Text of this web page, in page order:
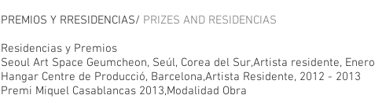
PREMIOS Y RRESIDENCIAS/ PRIZES AND RESIDENCIAS
Residencias y Premios
Seoul Art Space Geumcheon, Seúl, Corea del Sur,Artista residente,
Hangar Centre de Producció, Barcelona,Artista Residente, 2012 - 2013
Premi Miquel Casablancas 2013,Modalidad Obra